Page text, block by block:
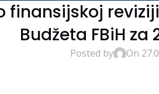
finansijskoj
Budžeta FBiH za
Posted by On